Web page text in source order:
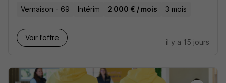
Vernaison - 69 Intérim 2 000 € / mois 3 mois
Voir l’offre
il y a 15 jours